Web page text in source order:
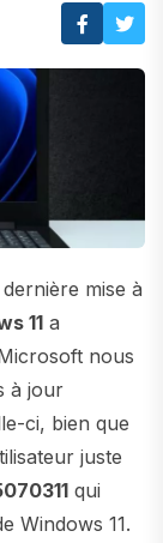
mise à
11 a
nous
à jour
ci, bien que
juste
qui
Windows 11.